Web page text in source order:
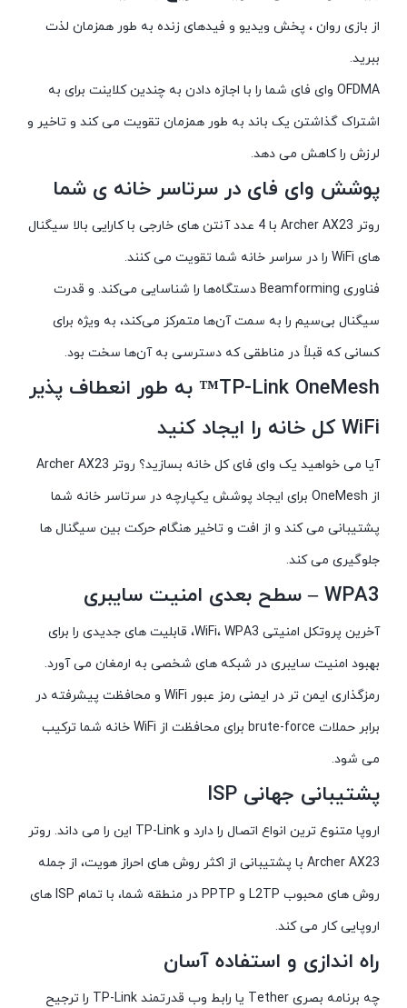
از بازی روان ، پخش ویدیو و فیدهای زنده به طور همزمان لذت
ببرید.
OFDMA وای فای شما را با اجازه دادن به چندین کلاینت برای به
اشتراک گذاشتن یک باند به طور همزمان تقویت می کند و تاخیر و
لرزش را کاهش می دهد.
پوشش وای فای در سرتاسر خانه ی شما
روتر Archer AX23 با 4 عدد آنتن های خارجی با کارایی بالا سیگنال
های WiFi را در سراسر خانه شما تقویت می کنند.
فناوری Beamforming دستگاه‌ها را شناسایی می‌کند. و قدرت
سیگنال بی‌سیم را به سمت آن‌ها متمرکز می‌کند، به‌ ویژه برای
کسانی که قبلاً در مناطقی که دسترسی به آن‌ها سخت بود.
TP-Link OneMesh™ به طور انعطاف پذیر
WiFi کل خانه را ایجاد کنید
آیا می خواهید یک وای فای کل خانه بسازید؟ روتر Archer AX23
از OneMesh برای ایجاد پوشش یکپارچه در سرتاسر خانه شما
پشتیبانی می کند و از افت و تاخیر هنگام حرکت بین سیگنال ها
جلوگیری می کند.
WPA3 – سطح بعدی امنیت سایبری
آخرین پروتکل امنیتی WiFi، WPA3، قابلیت های جدیدی را برای
بهبود امنیت سایبری در شبکه های شخصی به ارمغان می آورد.
رمزگذاری ایمن تر در ایمنی رمز عبور WiFi و محافظت پیشرفته در
برابر حملات brute-force برای محافظت از WiFi خانه شما ترکیب
می شود.
پشتیبانی جهانی ISP
اروپا متنوع ترین انواع اتصال را دارد و TP-Link این را می داند. روتر
Archer AX23 با پشتیبانی از اکثر روش های احراز هویت، از جمله
روش های محبوب L2TP و PPTP در منطقه شما، با تمام ISP های
اروپایی کار می کند.
راه اندازی و استفاده آسان
چه برنامه بصری Tether یا رابط وب قدرتمند TP-Link را ترجیح